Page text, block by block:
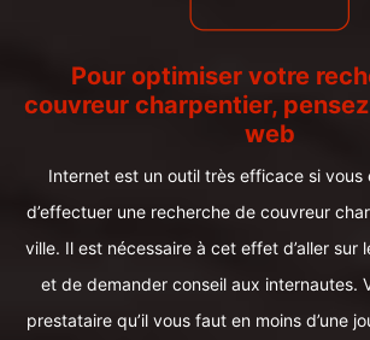
Pour optimiser votre
couvreur charpentier,
web
Internet est un outil très efficace si vous
d’effectuer une recherche de couvreur
ville. Il est nécessaire à cet effet d’aller sur
et de demander conseil aux internautes.
prestataire qu’il vous faut en moins d’une